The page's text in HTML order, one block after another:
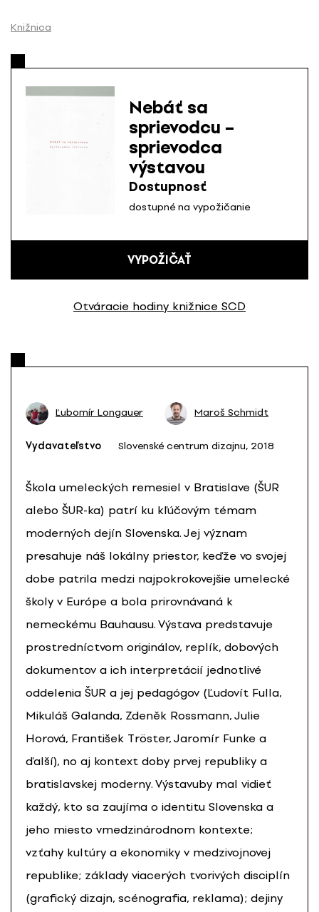
Knižnica
Nebáť sa
sprievodcu –
sprievodca
výstavou
Dostupnosť
dostupné na vypožičanie
VYPOŽIČAŤ
Otváracie hodiny knižnice SCD
Ľubomír Longauer Maroš Schmidt
Vydavateľstvo Slovenské centrum dizajnu, 2018
Škola umeleckých remesiel v Bratislave (ŠUR
alebo ŠUR-ka) patrí ku kľúčovým témam
moderných dejín Slovenska. Jej význam
presahuje náš lokálny priestor, keďže vo svojej
dobe patrila medzi najpokrokovejšie umelecké
školy v Európe a bola prirovnávaná k
nemeckému Bauhausu. Výstava predstavuje
prostredníctvom originálov, replík, dobových
dokumentov a ich interpretácií jednotlivé
oddelenia ŠUR a jej pedagógov (Ľudovít Fulla,
Mikuláš Galanda, Zdeněk Rossmann, Julie
Horová, František Tröster, Jaromír Funke a
ďalší), no aj kontext doby prvej republiky a
bratislavskej moderny. Výstavuby mal vidieť
každý, kto sa zaujíma o identitu Slovenska a
jeho miesto vmedzinárodnom kontexte;
vzťahy kultúry a ekonomiky v medzivojnovej
republike; základy viacerých tvorivých disciplín
(grafický dizajn, scénografia, reklama); dejiny